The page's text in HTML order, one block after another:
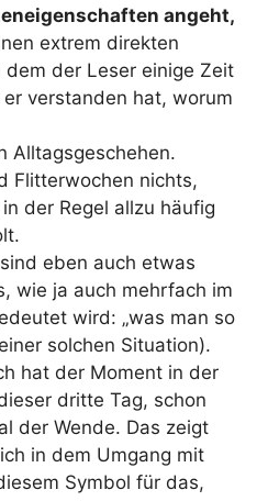
angeht,
extrem direkten
dem der Leser einige Zeit
verstanden hat, worum
Alltagsgeschehen.
Flitterwochen nichts,
der Regel allzu häufig
eben auch etwas
wie ja auch mehrfach im
wird: „was man so
solchen Situation).
hat der Moment in der
dritte Tag, schon
der Wende. Das zeigt
in dem Umgang mit
Symbol für das,